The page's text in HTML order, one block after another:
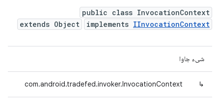
public class InvocationContext
extends Object
implements IInvocationContext
شیء جاوا
↳
com.android.tradefed.invoker.InvocationContext